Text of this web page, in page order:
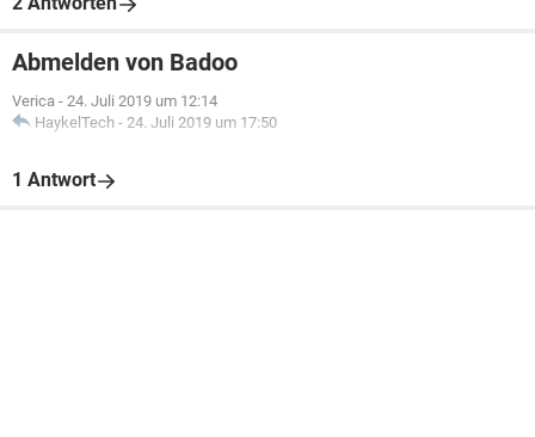
Abmelden von Badoo
Verica - 24. Juli 2019 um 12:14
HaykelTech - 24. Juli 2019 um 17:50
1 Antwort